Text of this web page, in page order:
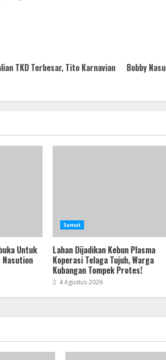
TKD Terbesar, Tito Karnavian
Bobby
Untuk
Nasution
Sumut
Lahan Dijadikan Kebun Plasma
Koperasi Telaga Tujuh, Warga
Kubangan Tompek Protes!
4 Agustus 2026